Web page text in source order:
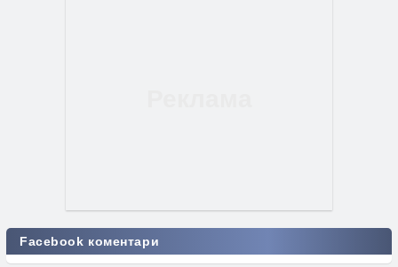
Facebook коментари